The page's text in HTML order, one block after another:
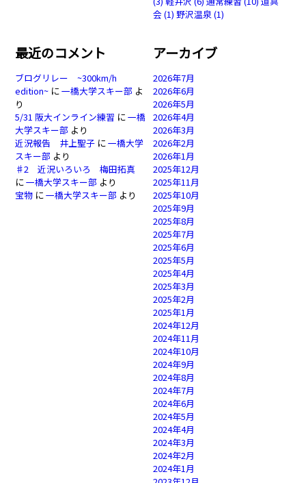
会 (1) 野沢温泉(1)
最近のコメント
ブログリレー ~300km/h
edition~ に一橋大学スキー部 よ
り
5/31 阪大インライン練習 に一橋
大学スキー部 より
近況報告 井上聖子 に一橋大学
スキー部 より
♯2 近況いろいろ 梅田拓真
に一橋大学スキー部 より
宝物 に一橋大学スキー部 より
アーカイブ
2026年7月
2026年6月
2026年5月
2026年4月
2026年3月
2026年2月
2026年1月
2025年12月
2025年11月
2025年10月
2025年9月
2025年8月
2025年7月
2025年6月
2025年5月
2025年4月
2025年3月
2025年2月
2025年1月
2024年12月
2024年11月
2024年10月
2024年9月
2024年8月
2024年7月
2024年6月
2024年5月
2024年4月
2024年3月
2024年2月
2024年1月